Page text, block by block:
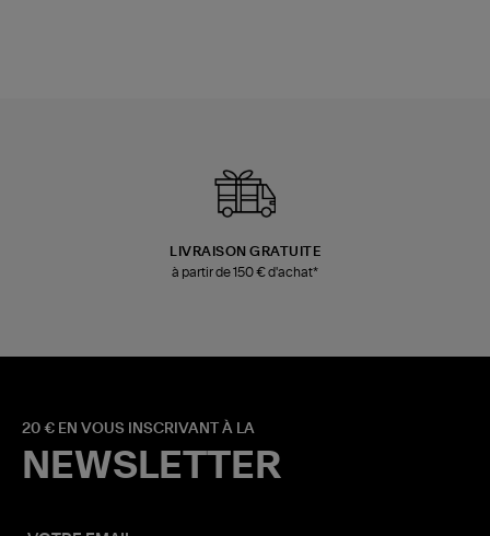
LIVRAISON GRATUITE
à partir de 150 € d'achat*
20 € EN VOUS INSCRIVANT À LA
NEWSLETTER